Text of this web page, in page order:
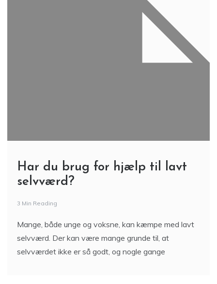
Har du brug for hjælp til lavt
selvværd?
3 Min Reading
Mange, både unge og voksne, kan kæmpe med lavt
selvværd. Der kan være mange grunde til, at
selvværdet ikke er så godt, og nogle gange